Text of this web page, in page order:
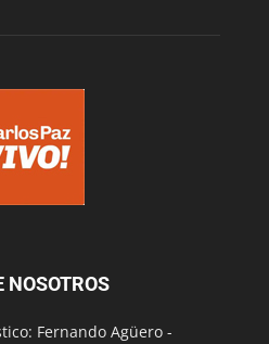
NOSOTROS
Fernando Agüero -